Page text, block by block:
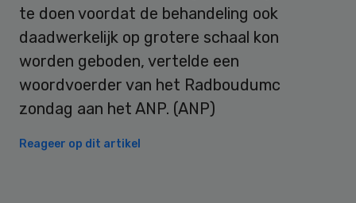
te doen voordat de behandeling ook
daadwerkelijk op grotere schaal kon
worden geboden, vertelde een
woordvoerder van het Radboudumc
zondag aan het ANP. (ANP)
Reageer op dit artikel